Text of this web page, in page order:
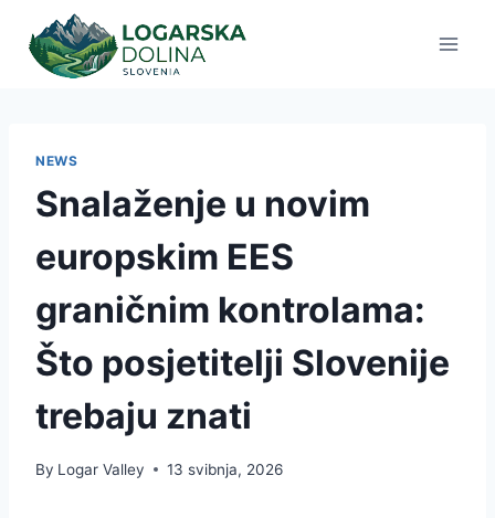
content
NEWS
Snalaženje u novim
europskim EES
graničnim kontrolama:
Što posjetitelji Slovenije
trebaju znati
By Logar Valley 13 svibnja, 2026